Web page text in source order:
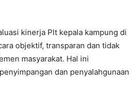
kinerja Plt kepala kampung di
objektif, transparan dan tidak
masyarakat. Hal ini
dan penyalahgunaan